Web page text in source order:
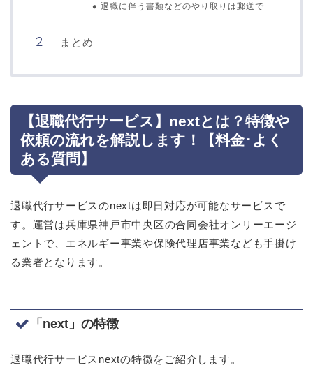
退職に伴う書類などのやり取りは郵送で
まとめ
【退職代行サービス】nextとは？特徴や
依頼の流れを解説します！【料金･よく
ある質問】
退職代行サービスのnextは即日対応が可能なサービスで
す。運営は兵庫県神戸市中央区の合同会社オンリーエージ
ェントで、エネルギー事業や保険代理店事業なども手掛け
る業者となります。
「next」の特徴
退職代行サービスnextの特徴をご紹介します。